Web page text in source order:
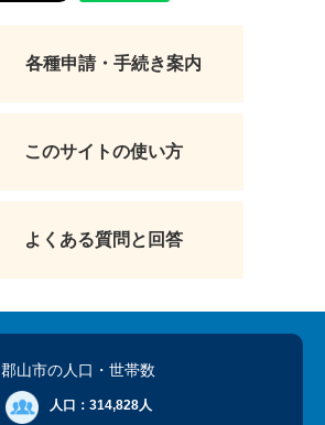
各種申請・手続き案内
このサイトの使い方
よくある質問と回答
郡山市の人口 ・世帯数
人口： 314,828人